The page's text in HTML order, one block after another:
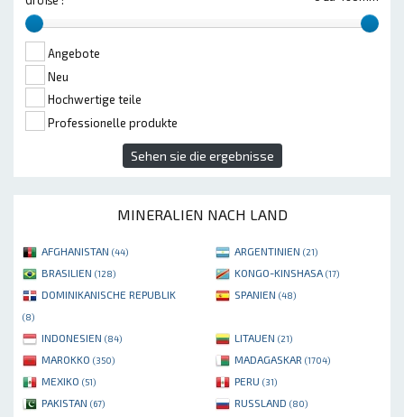
Angebote
Neu
Hochwertige teile
Professionelle produkte
Sehen sie die ergebnisse
MINERALIEN NACH LAND
AFGHANISTAN (44) ARGENTINIEN (21)
BRASILIEN (128) KONGO-KINSHASA (17)
DOMINIKANISCHE REPUBLIK
(8)
SPANIEN (48)
INDONESIEN (84) LITAUEN (21)
MAROKKO (350) MADAGASKAR (1704)
MEXIKO (51) PERU (31)
PAKISTAN (67) RUSSLAND (80)